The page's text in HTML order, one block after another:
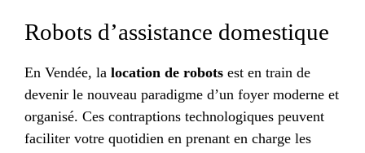
Robots d’assistance domestique
En Vendée, la location de robots est en train de
devenir le nouveau paradigme d’un foyer moderne et
organisé. Ces contraptions technologiques peuvent
faciliter votre quotidien en prenant en charge les